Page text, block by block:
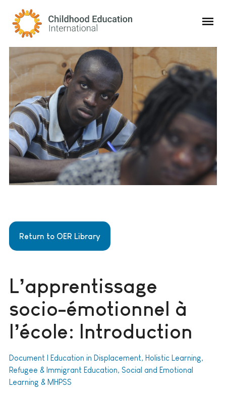
Childhood Education International
Return to OER Library
L’apprentissage
socio-émotionnel à
l’école: Introduction
Document | Education in Displacement, Holistic Learning,
Refugee & Immigrant Education, Social and Emotional
Learning & MHPSS